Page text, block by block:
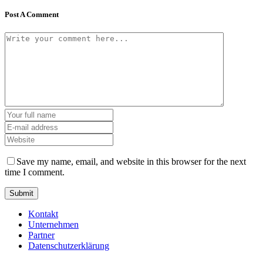
Post A Comment
Save my name, email, and website in this browser for the next
time I comment.
Kontakt
Unternehmen
Partner
Datenschutzerklärung